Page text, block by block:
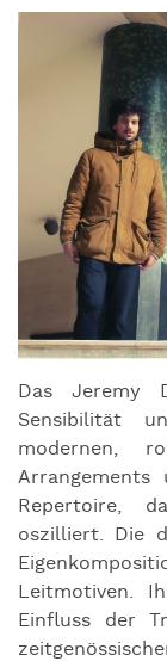
Das Jeremy
Sensibilität
modernen,
Repertoire,
oszilliert. Die
Leitmotiven.
Einfluss der